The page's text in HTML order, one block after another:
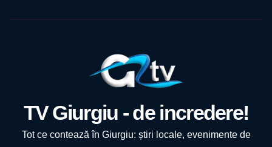
TV Giurgiu - de incredere!
Tot ce contează în Giurgiu: știri locale, evenimente de